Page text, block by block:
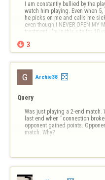
I am constantly bullied by the
watch him playing. Even when
he picks on me and calls me
even though I NEVER OPEN
treatment. I'm in this site for 10
 3
Archie38
Query
Was just playing a 2-end
last end when "connection
opponent gained points.
match. Why?